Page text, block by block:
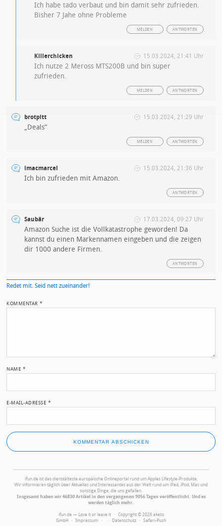
Ich habe tado verbaut und bin damit sehr zufrieden.
Bisher 7 Jahe ohne Probleme
ANTWORTEN
MELDEN
Killerchicken 15.03.2024, 21:41 Uhr
Ich nutze 2 Meross MTS200B und bin super
zufrieden.
ANTWORTEN
MELDEN
brotpitt 15.03.2024, 21:29 Uhr
„Deals“
ANTWORTEN
MELDEN
imacmarcel 15.03.2024, 21:36 Uhr
Ich bin zufrieden mit Amazon.
ANTWORTEN
Saubär 17.03.2024, 09:27 Uhr
Amazon Suche ist die Vollkatastrophe geworden! Da
kannst du einen Markennamen eingeben und die zeigen
dir 1000 andere Firmen.
ANTWORTEN
Redet mit. Seid nett zueinander!
KOMMENTAR*
NAME *
E-MAIL-ADRESSE *
ifun.de ist das dienstälteste europäische Onlineportal rund um Apples Lifestyle-Produkte.
Wir informieren täglich über Aktuelles und Interessantes aus der Welt rund um iPad, iPod, Mac und
sonstige Dinge, die uns gefallen.
Insgesamt haben wir 46830 Artikel in den vergangenen 9056 Tagen veröffentlicht. Und es
werden täglich mehr.
ifun.de — Love it or leave it · Copyright © 2026 aketo
GmbH · Impressum · · Datenschutz · Safari-Push